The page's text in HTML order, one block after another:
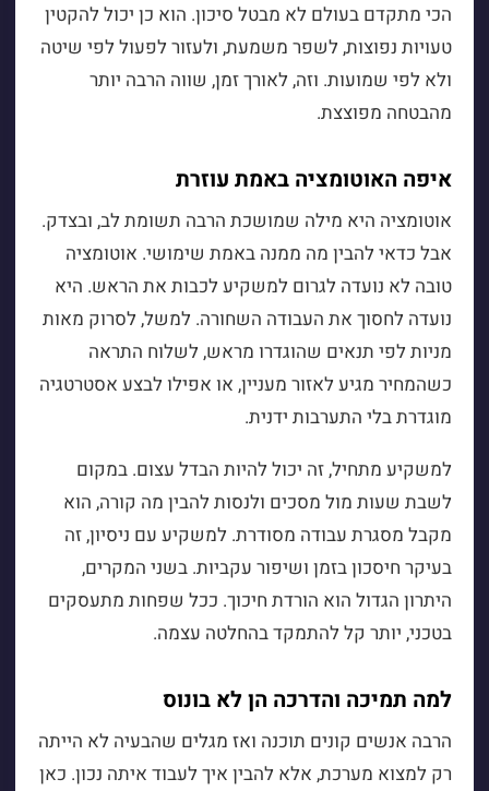
הכי מתקדם בעולם לא מבטל סיכון. הוא כן יכול להקטין
טעויות נפוצות, לשפר משמעת, ולעזור לפעול לפי שיטה
ולא לפי שמועות. וזה, לאורך זמן, שווה הרבה יותר
מהבטחה מפוצצת.
איפה האוטומציה באמת עוזרת
אוטומציה היא מילה שמושכת הרבה תשומת לב, ובצדק.
אבל כדאי להבין מה ממנה באמת שימושי. אוטומציה
טובה לא נועדה לגרום למשקיע לכבות את הראש. היא
נועדה לחסוך את העבודה השחורה. למשל, לסרוק מאות
מניות לפי תנאים שהוגדרו מראש, לשלוח התראה
כשהמחיר מגיע לאזור מעניין, או אפילו לבצע אסטרטגיה
מוגדרת בלי התערבות ידנית.
למשקיע מתחיל, זה יכול להיות הבדל עצום. במקום
לשבת שעות מול מסכים ולנסות להבין מה קורה, הוא
מקבל מסגרת עבודה מסודרת. למשקיע עם ניסיון, זה
בעיקר חיסכון בזמן ושיפור עקביות. בשני המקרים,
היתרון הגדול הוא הורדת חיכוך. ככל שפחות מתעסקים
בטכני, יותר קל להתמקד בהחלטה עצמה.
למה תמיכה והדרכה הן לא בונוס
הרבה אנשים קונים תוכנה ואז מגלים שהבעיה לא הייתה
רק למצוא מערכת, אלא להבין איך לעבוד איתה נכון. כאן